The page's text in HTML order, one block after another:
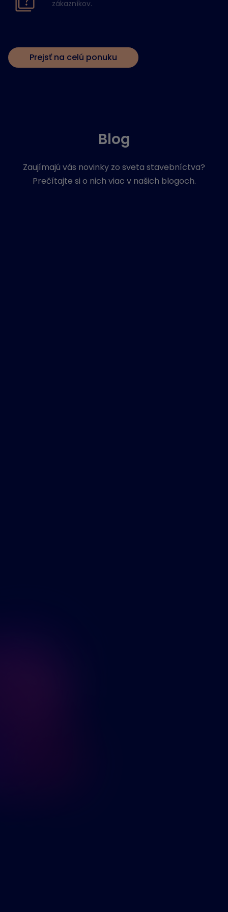
zákazníkov.
Prejsť na celú ponuku
Blog
Zaujímajú vás novinky zo sveta stavebníctva?
Prečítajte si o nich viac v našich blogoch.